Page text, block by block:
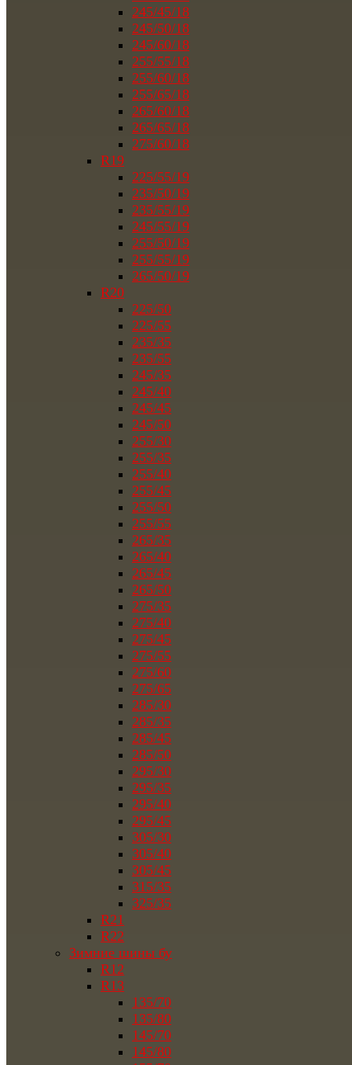
245/45/18
245/50/18
245/60/18
255/55/18
255/60/18
255/65/18
265/60/18
265/65/18
275/60/18
R19
225/55/19
235/50/19
235/55/19
245/55/19
255/50/19
255/55/19
265/50/19
R20
225/50
225/55
235/35
235/55
245/35
245/40
245/45
245/50
255/30
255/35
255/40
255/45
255/50
255/55
265/35
265/40
265/45
265/50
275/35
275/40
275/45
275/55
275/60
275/65
285/30
285/35
285/45
285/50
295/30
295/35
295/40
295/45
305/30
305/40
305/45
315/35
325/35
R21
R22
Зимние шины бу
R12
R13
135/70
135/80
145/70
145/80